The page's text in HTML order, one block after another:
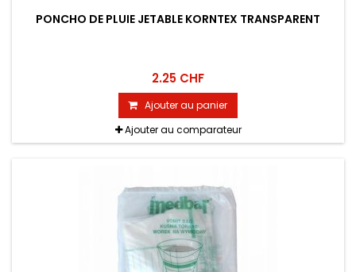
PONCHO DE PLUIE JETABLE KORNTEX TRANSPARENT
2.25 CHF
Ajouter au panier
Ajouter au comparateur